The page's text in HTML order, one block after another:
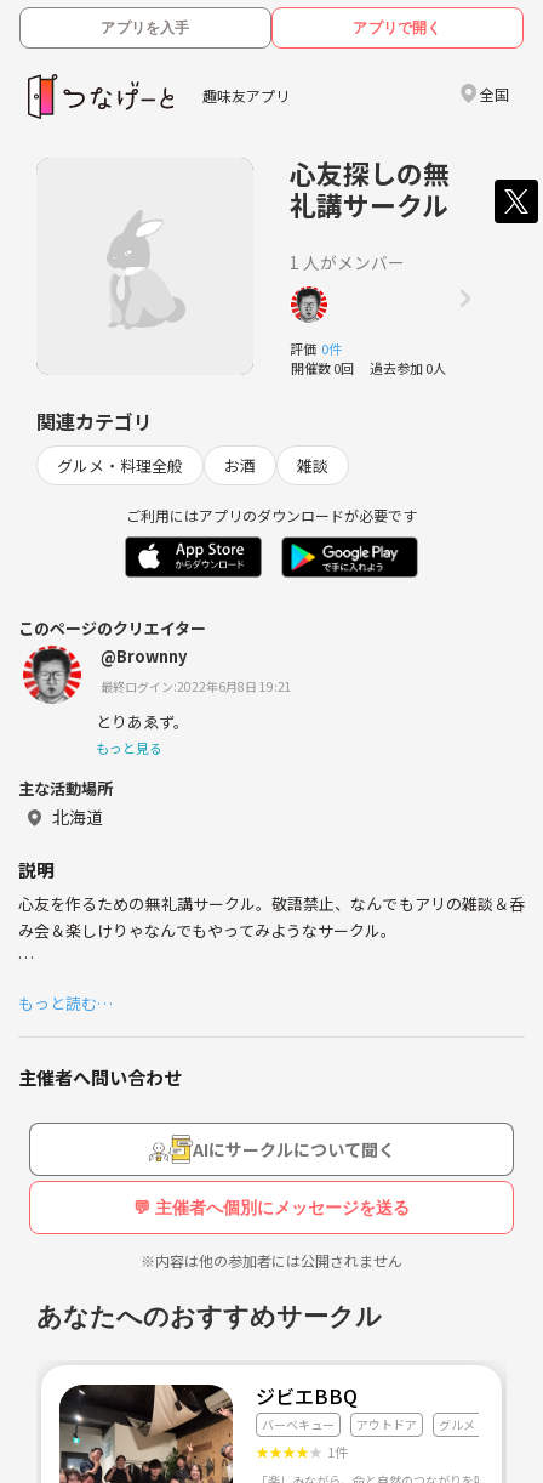
アプリを入手 アプリで開く
趣味友アプリ 全国
心友探しの無
礼講サークル
1 人がメンバー
評価 0件
開催数 0回 過去参加 0人
関連カテゴリ
グルメ・料理全般 お酒 雑談
ご利用にはアプリのダウンロードが必要です
このページのクリエイター
@Brownny
最終ログイン:2022年6月8日 19:21
とりあゑず。
もっと見る
主な活動場所
北海道
説明
心友を作るための無礼講サークル。敬語禁止、なんでもアリの雑談＆呑
み会＆楽しけりゃなんでもやってみようなサークル。
を合わせてなんかやってみようだとか
そんな事を繰り返して心友になっていこうというサークル。
心友づくりは時間がかかります。入って数年で退会される予定の方はご
遠慮いただきたい。
あくまで居続けられる自信のある方に後参加いただきたい。
信頼関係の醸成が必須ですから自己開示のできない方、年齢、職業、そ
る方は、途中で最初に作った嘘の設定がバレないように精々頑張って貫
き通して下さい。
まぁ。バレたら大概自ら消えていきますが。
兎にも角にも大心友になれるかどうかはどれだけ長く繋がっていられた
かに掛かってます。
もっと読む…
主催者へ問い合わせ
AIにサークルについて聞く
💬 主催者へ個別にメッセージを送る
※内容は他の参加者には公開されません
あなたへのおすすめサークル
ジビエBBQ
バーベキュー アウトドア グルメ・料理全般
★★★★★ 1件